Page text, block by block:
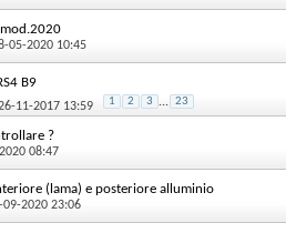
05-2020 10:45
B9
11-2017 13:59 1 2 3 ... 23
?
08:47
(lama) e posteriore alluminio
09-2020 23:06